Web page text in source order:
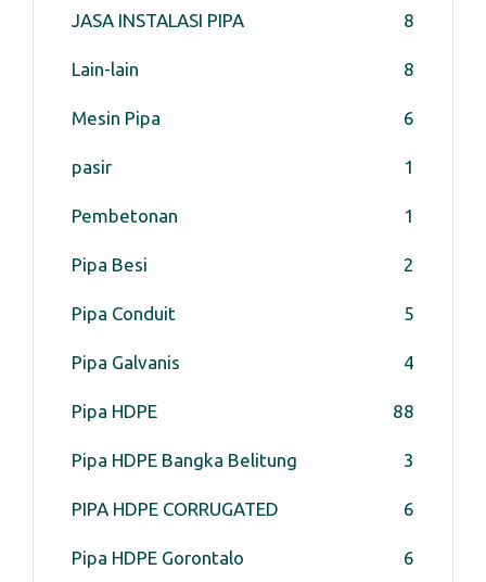
JASA INSTALASI PIPA 8
Lain-lain 8
Mesin Pipa 6
pasir 1
Pembetonan 1
Pipa Besi 2
Pipa Conduit 5
Pipa Galvanis 4
Pipa HDPE 88
Pipa HDPE Bangka Belitung 3
PIPA HDPE CORRUGATED 6
Pipa HDPE Gorontalo 6